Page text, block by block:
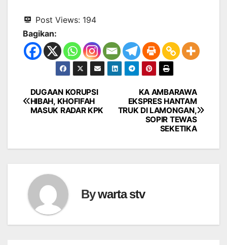
Post Views: 194
Bagikan:
Navigasi
pos
KA AMBARAWA
EKSPRES HANTAM
TRUK DI LAMONGAN,
SOPIR TEWAS
SEKETIKA
DUGAAN KORUPSI
HIBAH, KHOFIFAH
MASUK RADAR KPK
Bywarta stv